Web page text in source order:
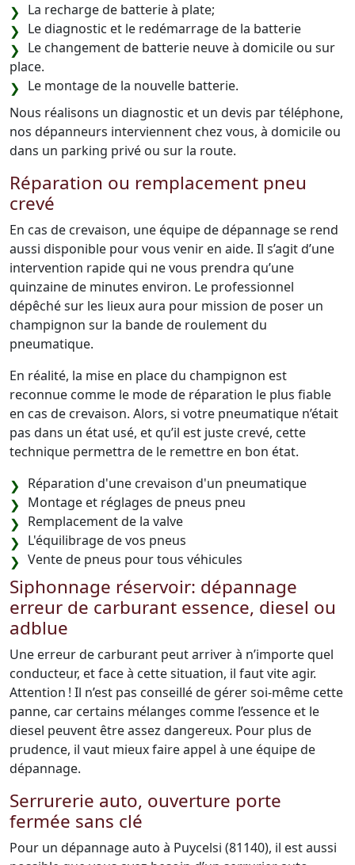
La recharge de batterie à plate;
Le diagnostic et le redémarrage de la batterie
Le changement de batterie neuve à domicile ou sur
place.
Le montage de la nouvelle batterie.
Nous réalisons un diagnostic et un devis par téléphone,
nos dépanneurs interviennent chez vous, à domicile ou
dans un parking privé ou sur la route.
Réparation ou remplacement pneu
crevé
En cas de crevaison, une équipe de dépannage se rend
aussi disponible pour vous venir en aide. Il s’agit d’une
intervention rapide qui ne vous prendra qu’une
quinzaine de minutes environ. Le professionnel
dépêché sur les lieux aura pour mission de poser un
champignon sur la bande de roulement du
pneumatique.
En réalité, la mise en place du champignon est
reconnue comme le mode de réparation le plus fiable
en cas de crevaison. Alors, si votre pneumatique n’était
pas dans un état usé, et qu’il est juste crevé, cette
technique permettra de le remettre en bon état.
Réparation d'une crevaison d'un pneumatique
Montage et réglages de pneus pneu
Remplacement de la valve
L'équilibrage de vos pneus
Vente de pneus pour tous véhicules
Siphonnage réservoir: dépannage
erreur de carburant essence, diesel ou
adblue
Une erreur de carburant peut arriver à n’importe quel
conducteur, et face à cette situation, il faut vite agir.
Attention ! Il n’est pas conseillé de gérer soi-même cette
panne, car certains mélanges comme l’essence et le
diesel peuvent être assez dangereux. Pour plus de
prudence, il vaut mieux faire appel à une équipe de
dépannage.
Serrurerie auto, ouverture porte
fermée sans clé
Pour un dépannage auto à Puycelsi (81140), il est aussi